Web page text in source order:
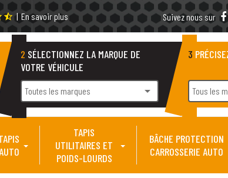
star_half | En savoir plus Suivez nous sur
2 SÉLECTIONNEZ LA MARQUE DE
VOTRE VÉHICULE
Toutes les marques arrow_drop_down
3
Tous les
AUTO
TAPIS
UTILITAIRES ET
POIDS-LOURDS
BÂCHE PROTECTION
CARROSSERIE AUTO